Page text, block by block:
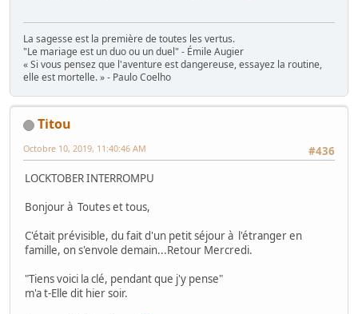
La sagesse est la première de toutes les vertus.
"Le mariage est un duo ou un duel" - Émile Augier
« Si vous pensez que l'aventure est dangereuse, essayez la routine,
elle est mortelle. » - Paulo Coelho
Titou
#436
Octobre 10, 2019, 11:40:46 AM
LOCKTOBER INTERROMPU
Bonjour à Toutes et tous,
C'était prévisible, du fait d'un petit séjour à l'étranger en
famille, on s'envole demain...Retour Mercredi.
"Tiens voici la clé, pendant que j'y pense"
m'a t-Elle dit hier soir.